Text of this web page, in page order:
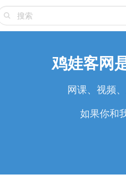
鸡娃客网
网课、视频
如果你和